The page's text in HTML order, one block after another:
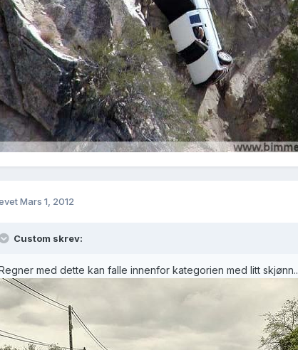
Mars 1, 2012
Custom skrev:
med dette kan falle innenfor kategorien med litt skjønn..